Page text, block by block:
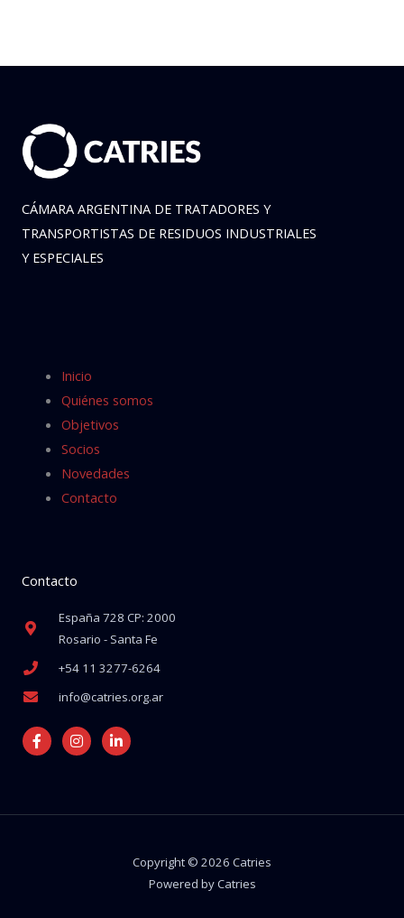
CÁMARA ARGENTINA DE TRATADORES Y
TRANSPORTISTAS DE RESIDUOS INDUSTRIALES
Y ESPECIALES
Inicio
Quiénes somos
Objetivos
Socios
Novedades
Contacto
Contacto
España 728 CP: 2000
Rosario - Santa Fe
+54 11 3277-6264
info@catries.org.ar
Facebook-
f
InstagramLinkedin-
in
Copyright © 2026 Catries
Powered by Catries